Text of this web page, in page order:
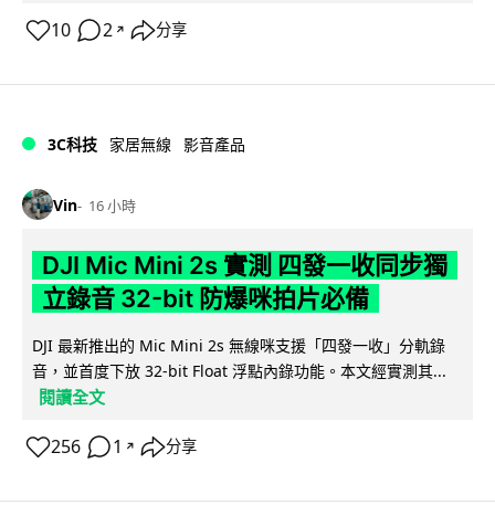
10 2 ↗ 分享
3C科技 家居無線 影音產品
Vin 16 小時
DJI Mic Mini 2s 實測 四發一收同步獨
立錄音 32-bit 防爆咪拍片必備
DJI 最新推出的 Mic Mini 2s 無線咪支援「四發一收」分軌錄
音，並首度下放 32-bit Float 浮點內錄功能。本文經實測其...
閱讀全文
256 1 ↗ 分享